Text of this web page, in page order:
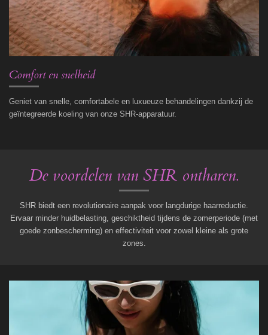
Comfort en snelheid
Geniet van snelle, comfortabele en luxueuze behandelingen dankzij de
geïntegreerde koeling van onze SHR-apparatuur.
De voordelen van SHR ontharen.
SHR biedt een revolutionaire aanpak voor langdurige haarreductie.
Ervaar minder huidbelasting, geschiktheid tijdens de zomerperiode (met
goede zonbescherming) en effectiviteit voor zowel kleine als grote
zones.